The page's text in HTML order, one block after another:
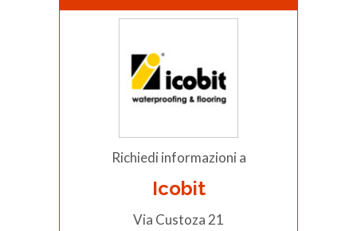
Richiedi informazioni a
Icobit
Via Custoza 21